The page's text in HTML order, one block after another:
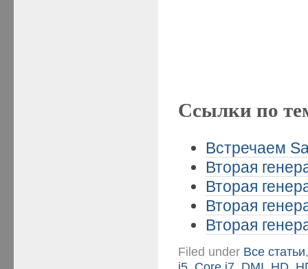
Ссылки по
Встречаем
Вторая
Вторая
Вторая
Вторая
Filed under Все статьи